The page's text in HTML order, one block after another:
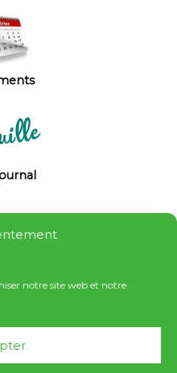
notre site web et notre